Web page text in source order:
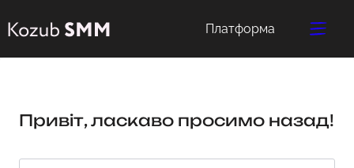
Платформа
Привіт, ласкаво просимо назад!